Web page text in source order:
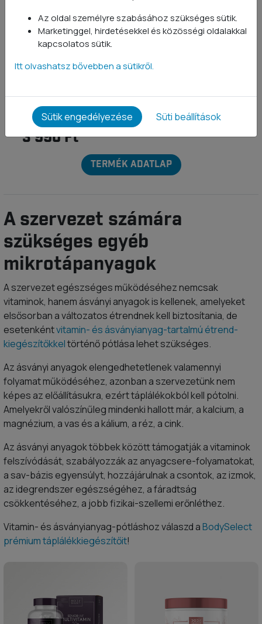
90 kapszula
66 értékelés
Erős Multivitamin kapszula 29
Tejmentes Laktózmentes
3 990 Ft
TERMÉK ADATLAP
A szervezet számára
szükséges egyéb
mikrotápanyagok
A szervezet egészséges működéséhez nemcsak
vitaminok, hanem ásványi anyagok is kellenek, amelyeket
elsősorban a változatos étrendnek kell biztosítania, de
esetenkéntvitamin- és ásványianyag-tartalmú étrend-
kiegészítőkkeltörténő pótlása lehet szükséges.
Az ásványi anyagok elengedhetetlenek valamennyi
folyamat működéséhez, azonban a szervezetünk nem
képes az előállításukra, ezért táplálékokból kell pótolni.
Amelyekről valószínűleg mindenki hallott már, a kalcium, a
magnézium, a vas és a kálium, a réz, a cink.
Az ásványi anyagok többek között támogatják a vitaminok
felszívódását, szabályozzák az anyagcsere-folyamatokat,
a sav-bázis egyensúlyt, hozzájárulnak a csontok, az izmok,
az idegrendszer egészségéhez, a fáradtság
csökkentéséhez, a jobb fizikai-szellemi erőnléthez.
Vitamin- és ásványianyag-pótláshoz válaszd aBodySelect
prémium táplálékkiegészítőit!
Az oldal személyre szabásához szükséges sütik.
Marketinggel, hirdetésekkel és közösségi oldalakkal
kapcsolatos sütik.
Itt olvashatsz bővebben a sütikről.
Sütik engedélyezése Süti beállítások